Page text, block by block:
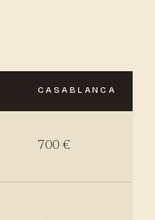
CASABLANCA
700 €